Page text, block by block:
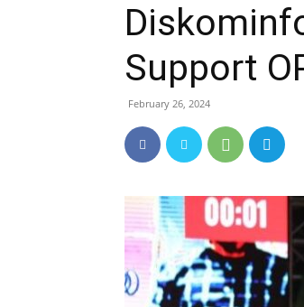
Support
February 26, 2024